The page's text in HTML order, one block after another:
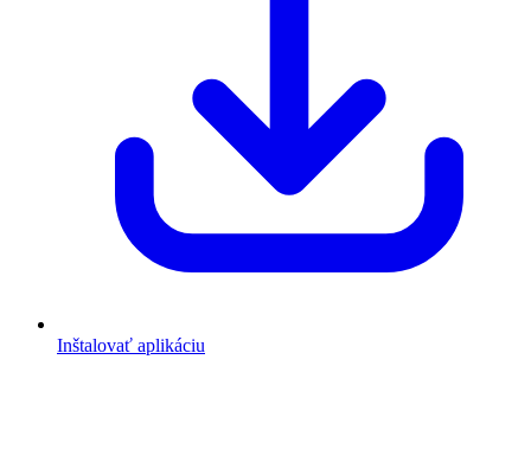
Inštalovať aplikáciu